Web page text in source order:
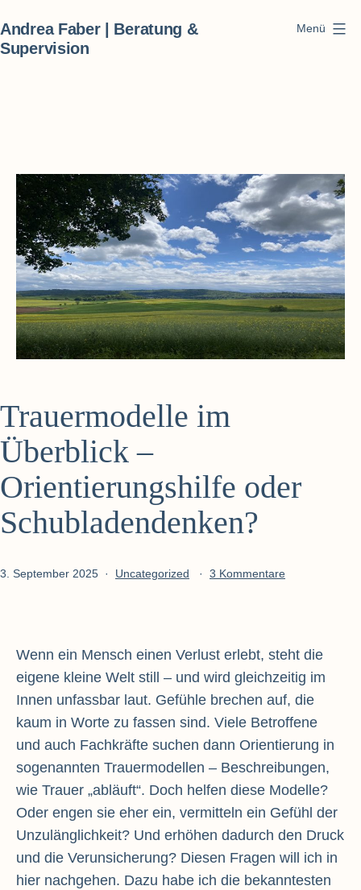
Inhalt
springen
Andrea Faber | Beratung &
Supervision
Menü
Trauermodelle im
Überblick –
Orientierungshilfe oder
Schubladendenken?
Veröffentlicht
3. September 2025
Kategorisiert
Uncategorized 3 Kommentarezu
–
oder
Wenn ein Mensch einen Verlust erlebt, steht die
eigene kleine Welt still – und wird gleichzeitig im
Innen unfassbar laut. Gefühle brechen auf, die
kaum in Worte zu fassen sind. Viele Betroffene
und auch Fachkräfte suchen dann Orientierung in
sogenannten Trauermodellen – Beschreibungen,
wie Trauer „abläuft“. Doch helfen diese Modelle?
Oder engen sie eher ein, vermitteln ein Gefühl der
Unzulänglichkeit? Und erhöhen dadurch den Druck
und die Verunsicherung? Diesen Fragen will ich in
hier nachgehen. Dazu habe ich die bekanntesten